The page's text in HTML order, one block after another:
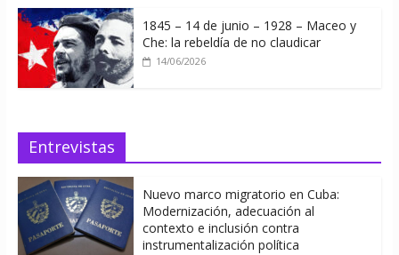
1845 – 14 de junio – 1928 – Maceo y
Che: la rebeldía de no claudicar
14/06/2026
Entrevistas
Nuevo marco migratorio en Cuba:
Modernización, adecuación al
contexto e inclusión contra
instrumentalización política